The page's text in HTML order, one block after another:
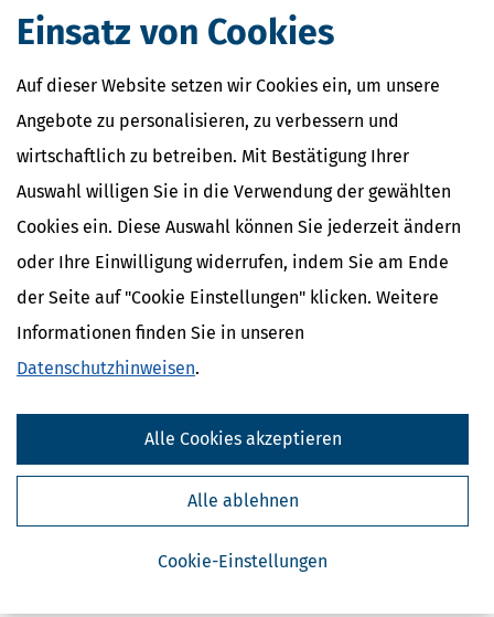
Einsatz von Cookies
Auf dieser Website setzen wir Cookies ein, um unsere
Angebote zu personalisieren, zu verbessern und
wirtschaftlich zu betreiben. Mit Bestätigung Ihrer
Auswahl willigen Sie in die Verwendung der gewählten
Cookies ein. Diese Auswahl können Sie jederzeit ändern
oder Ihre Einwilligung widerrufen, indem Sie am Ende
der Seite auf "Cookie Einstellungen" klicken. Weitere
Informationen finden Sie in unseren
Datenschutzhinweisen.
Cookie-Einstellungen
Alle ablehnen
Alle Cookies akzeptieren
Ökosteuer / Steuerbefreiung
Steuertipps Selbstständige
von Steuertipps abonnieren. Die
Meine Einwilligung kann ich jederzeit durch
Abbestellung des Newsletters widerrufen.